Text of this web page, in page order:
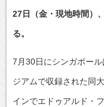
27日（金・現地時間）
る。
7月30日にシンガポー
ジアムで収録された同
インでエドゥアルド・